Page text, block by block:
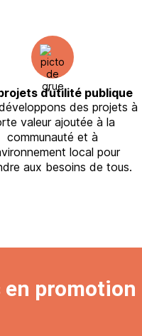
d’utilité publique
des projets à
valeur ajoutée à la
communauté et à
local pour
aux besoins de tous.
en promotion